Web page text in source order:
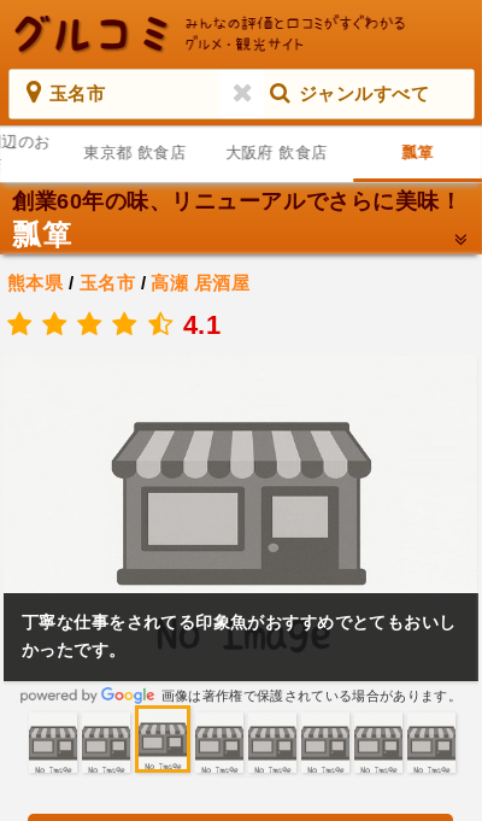
玉名市 ジャンルすべて
のお
東京都 飲食店 大阪府 飲食店 瓢箪
創業60年の味、リニューアルでさらに美味！
瓢箪
熊本県 / 玉名市 /高瀬 居酒屋
4.1
丁寧な仕事をされてる印象魚がおすすめでとてもおいし
かったです。
画像は著作権で保護されている場合があります。